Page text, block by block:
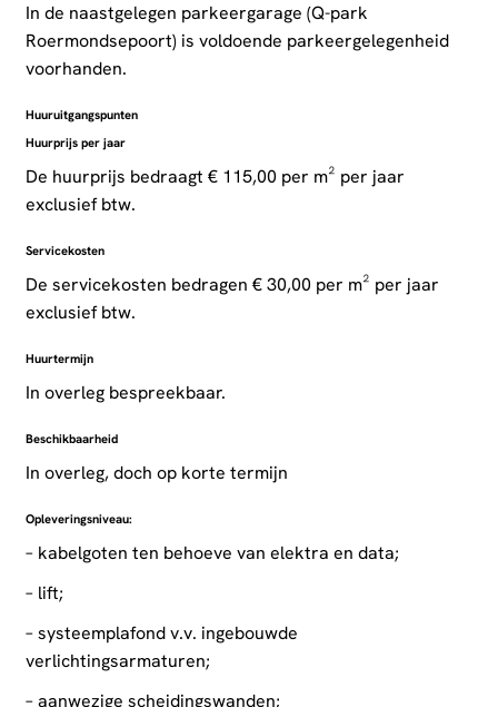
In de naastgelegen parkeergarage (Q-park
Roermondsepoort) is voldoende parkeergelegenheid
voorhanden.
Huuruitgangspunten
Huurprijs per jaar
De huurprijs bedraagt € 115,00 per m² per jaar
exclusief btw.
Servicekosten
De servicekosten bedragen € 30,00 per m² per jaar
exclusief btw.
Huurtermijn
In overleg bespreekbaar.
Beschikbaarheid
In overleg, doch op korte termijn
Opleveringsniveau:
– kabelgoten ten behoeve van elektra en data;
– lift;
– systeemplafond v.v. ingebouwde
verlichtingsarmaturen;
– aanwezige scheidingswanden;